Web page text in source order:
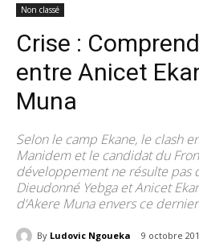
Non classé
Crise :
entre Anicet
Muna
Selon le camp Ekane, le clash
Manidem et le candidat du
développement ne résulte pas
Dieudonné Yebga et Anicet
d’Akere Muna envers ce
By Ludovic Ngoueka 9 octobre